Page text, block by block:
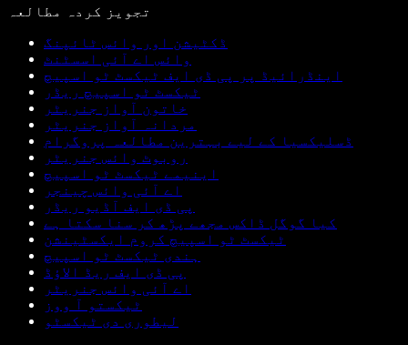
تجویز کردہ مطالعہ
ڈکٹیشن اور وائس ٹائپنگ
وائس اے آئی اسسٹنٹ
اینڈرائیڈ پر پی ڈی ایف ٹیکسٹ ٹو اسپیچ
ٹیکسٹ ٹو اسپیچ ریڈر
خاتون آواز جنریٹر
مردانہ آواز جنریٹر
ڈسلیکسیا کے لیے بہترین مطالعہ پروگرام
روبوٹ وائس جنریٹر
اینیمے ٹیکسٹ ٹو اسپیچ
اے آئی وائس چینجر
پی ڈی ایف آڈیو ریڈر
کیا گوگل ڈاکس مجھے پڑھ کر سنا سکتا ہے
ٹیکسٹ ٹو اسپیچ کروم ایکسٹینشن
ہندی ٹیکسٹ ٹو اسپیچ
پی ڈی ایف ریڈ الاؤڈ
اے آئی وائس جنریٹر
ٹیکستو آ ووز
لیطوری دی ٹیکسٹو